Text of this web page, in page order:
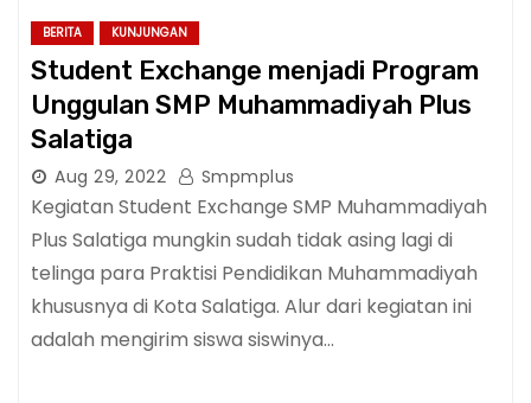
BERITA KUNJUNGAN
Student Exchange menjadi Program
Unggulan SMP Muhammadiyah Plus
Salatiga
Aug 29, 2022 Smpmplus
Kegiatan Student Exchange SMP Muhammadiyah
Plus Salatiga mungkin sudah tidak asing lagi di
telinga para Praktisi Pendidikan Muhammadiyah
khususnya di Kota Salatiga. Alur dari kegiatan ini
adalah mengirim siswa siswinya…